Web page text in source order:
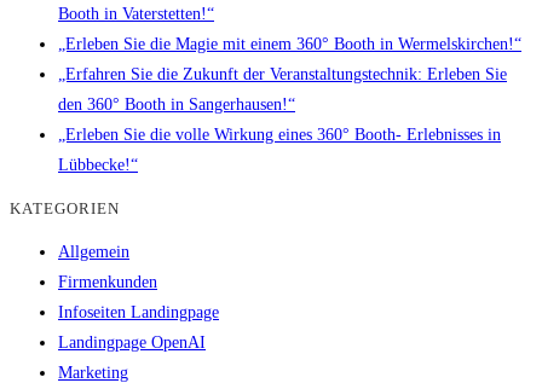
Booth in Vaterstetten!“
„Erleben Sie die Magie mit einem 360° Booth in Wermelskirchen!“
„Erfahren Sie die Zukunft der Veranstaltungstechnik: Erleben Sie
den 360° Booth in Sangerhausen!“
„Erleben Sie die volle Wirkung eines 360° Booth- Erlebnisses in
Lübbecke!“
KATEGORIEN
Allgemein
Firmenkunden
Infoseiten Landingpage
Landingpage OpenAI
Marketing